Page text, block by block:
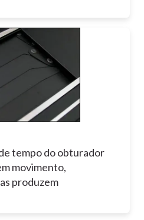
tempo do obturador
movimento,
produzem